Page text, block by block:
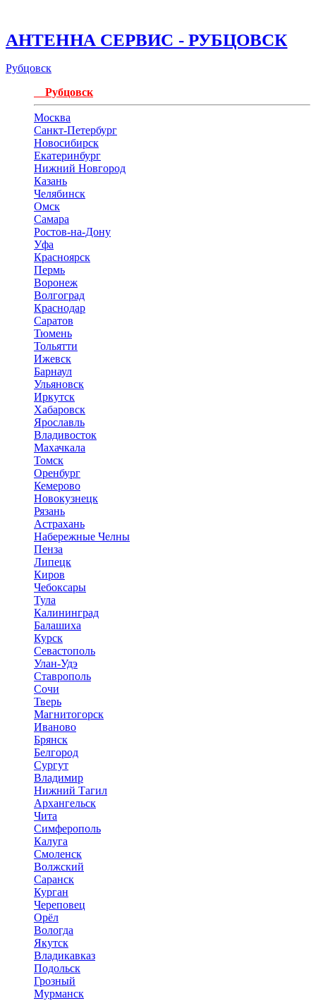
АНТЕННА СЕРВИС - РУБЦОВСК
Рубцовск
Рубцовск
Москва
Санкт-Петербург
Новосибирск
Екатеринбург
Нижний Новгород
Казань
Челябинск
Омск
Самара
Ростов-на-Дону
Уфа
Красноярск
Пермь
Воронеж
Волгоград
Краснодар
Саратов
Тюмень
Тольятти
Ижевск
Барнаул
Ульяновск
Иркутск
Хабаровск
Ярославль
Владивосток
Махачкала
Томск
Оренбург
Кемерово
Новокузнецк
Рязань
Астрахань
Набережные Челны
Пенза
Липецк
Киров
Чебоксары
Тула
Калининград
Балашиха
Курск
Севастополь
Улан-Удэ
Ставрополь
Сочи
Тверь
Магнитогорск
Иваново
Брянск
Белгород
Сургут
Владимир
Нижний Тагил
Архангельск
Чита
Симферополь
Калуга
Смоленск
Волжский
Саранск
Курган
Череповец
Орёл
Вологда
Якутск
Владикавказ
Подольск
Грозный
Мурманск